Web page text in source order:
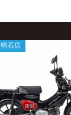
明石店